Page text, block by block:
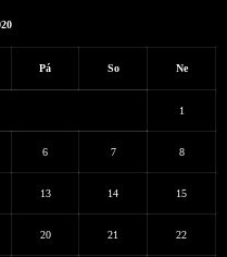
Pá So Ne
1
6 7 8
13 14 15
20 21 22